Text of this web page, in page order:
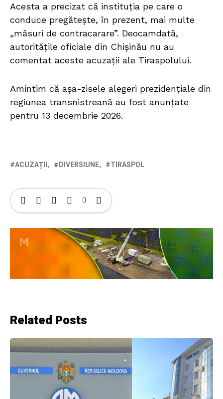
Acesta a precizat că instituția pe care o
conduce pregătește, în prezent, mai multe
„măsuri de contracarare”. Deocamdată,
autoritățile oficiale din Chișinău nu au
comentat aceste acuzații ale Tiraspolului.
Amintim că așa-zisele alegeri prezidențiale din
regiunea transnistreană au fost anunțate
pentru 13 decembrie 2026.
ACUZAȚII DIVERSIUNE TIRASPOL
Related Posts